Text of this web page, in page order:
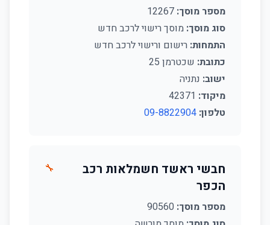
מספר מוסך:
סוג מוסך: מוסך רישוי לרכב חדש
התמחות: רישום ורישוי לרכב חדש
כתובת: שכטרמן 25
ישוב: נתניה
מיקוד:
טלפון: 09-8822904
חבשי ראשד חשמלאות רכב
הכפר
מספר מוסך:
🔧